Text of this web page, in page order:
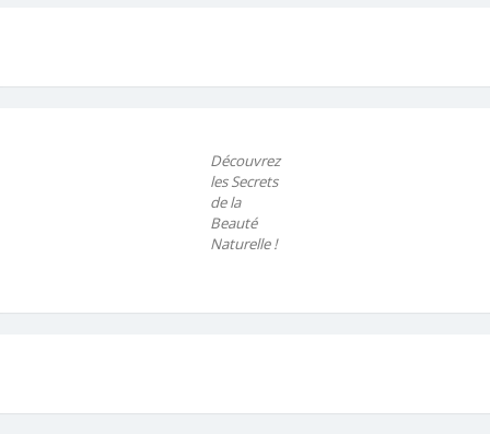
Découvrez
les Secrets
de la
Beauté
Naturelle !